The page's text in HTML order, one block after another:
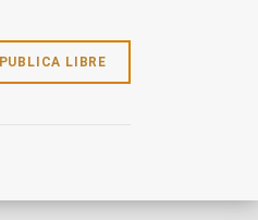
PUBLICA LIBRE